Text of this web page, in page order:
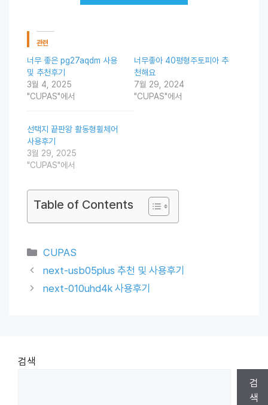
관련
너무 좋은 pg27aqdm 사용
및 추천후기
3월 4, 2025
"CUPAS"에서
너무좋아 40평형주토피아 추
천해요
7월 29, 2024
"CUPAS"에서
선택지 끝판왕 활동형휠체어
사용후기
3월 29, 2025
"CUPAS"에서
Table of Contents
Categories
CUPAS
next-usb05plus 추천 및 사용후기
next-010uhd4k 사용후기
검색
검
색